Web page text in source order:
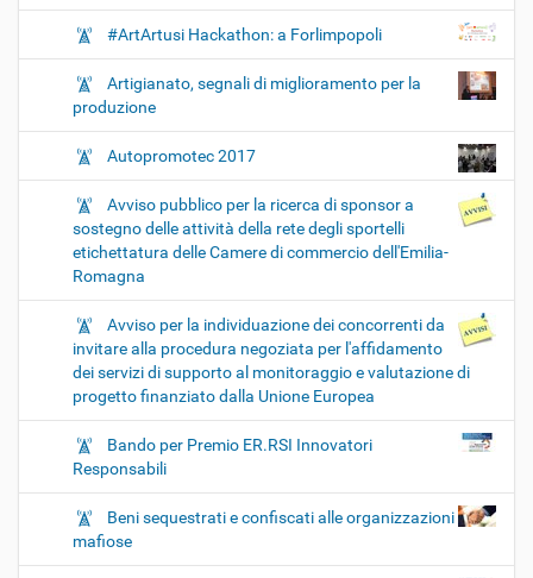
#ArtArtusi Hackathon: a Forlimpopoli
Artigianato, segnali di miglioramento per la
produzione
Autopromotec 2017
Avviso pubblico per la ricerca di sponsor a
sostegno delle attività della rete degli sportelli
etichettatura delle Camere di commercio dell'Emilia-
Romagna
Avviso per la individuazione dei concorrenti da
invitare alla procedura negoziata per l'affidamento
dei servizi di supporto al monitoraggio e valutazione di
progetto finanziato dalla Unione Europea
Bando per Premio ER.RSI Innovatori
Responsabili
Beni sequestrati e confiscati alle organizzazioni
mafiose